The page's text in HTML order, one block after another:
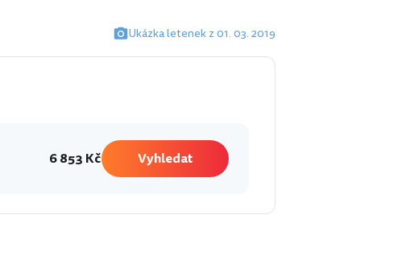
Ukázka letenek z 01. 03. 2019
6 853 Kč Vyhledat